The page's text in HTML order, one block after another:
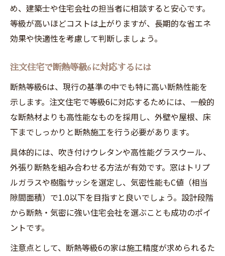
め、建築士や住宅会社の担当者に相談すると安心です。
等級が高いほどコストは上がりますが、長期的な省エネ
効果や快適性を考慮して判断しましょう。
注文住宅で断熱等級6に対応するには
断熱等級6は、現行の基準の中でも特に高い断熱性能を
示します。注文住宅で等級6に対応するためには、一般的
な断熱材よりも高性能なものを採用し、外壁や屋根、床
下までしっかりと断熱施工を行う必要があります。
具体的には、吹き付けウレタンや高性能グラスウール、
外張り断熱を組み合わせる方法が有効です。窓はトリプ
ルガラスや樹脂サッシを選定し、気密性能もC値（相当
隙間面積）で1.0以下を目指すと良いでしょう。設計段階
から断熱・気密に強い住宅会社を選ぶことも成功のポイ
ントです。
注意点として、断熱等級6の家は施工精度が求められるた